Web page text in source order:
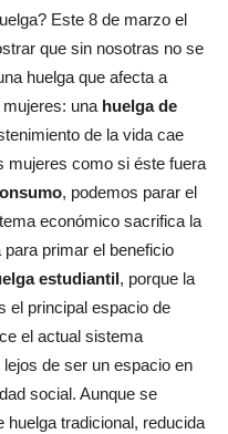
Este 8 de marzo el
que sin nosotras no se
huelga que afecta a
unahuelga de
de la vida cae
mujeres como si éste fuera
, podemos parar el
económico sacrifica la
primar el beneficio
estudiantil , porque la
el principal espacio de
el actual sistema
de ser un espacio en
social. Aunque se
huelga tradicional, reducida